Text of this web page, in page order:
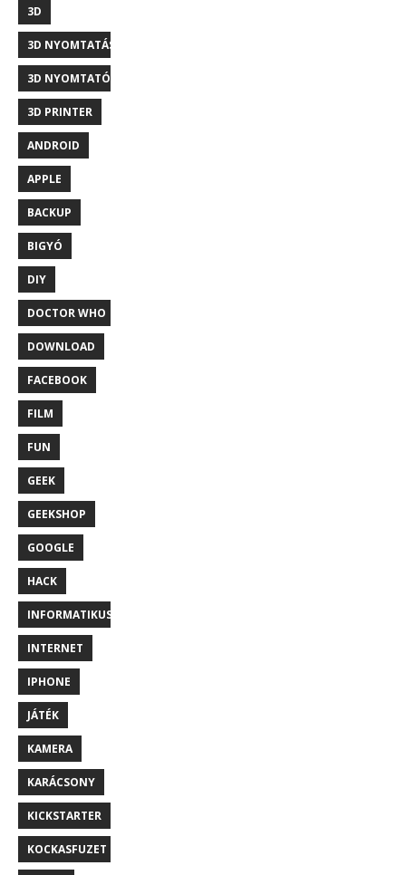
3D
3D NYOMTATÁS
3D NYOMTATÓ
3D PRINTER
ANDROID
APPLE
BACKUP
BIGYÓ
DIY
DOCTOR WHO
DOWNLOAD
FACEBOOK
FILM
FUN
GEEK
GEEKSHOP
GOOGLE
HACK
INFORMATIKUS
INTERNET
IPHONE
JÁTÉK
KAMERA
KARÁCSONY
KICKSTARTER
KOCKASFUZET